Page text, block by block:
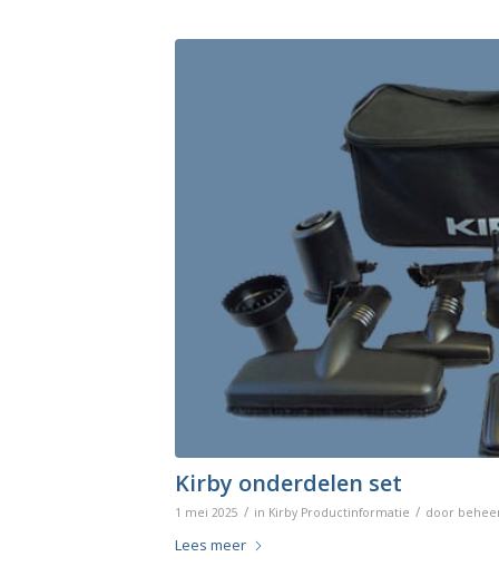
Kirby onderdelen set
1 mei 2025 / in Kirby Productinformatie / door
Lees meer